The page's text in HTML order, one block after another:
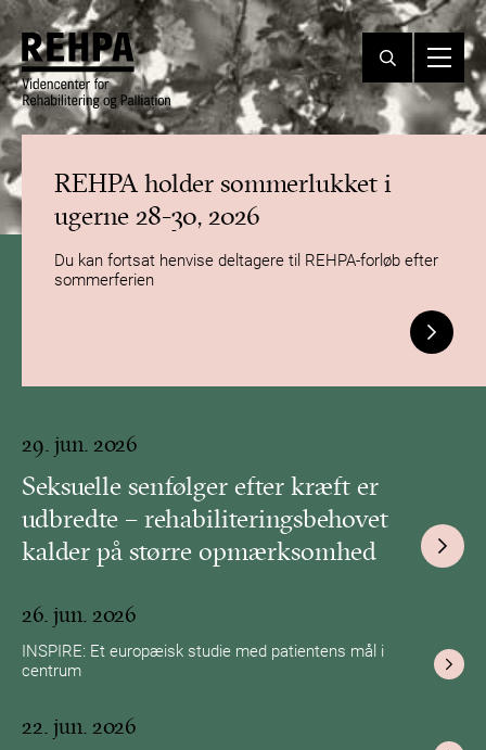
REHPA holder sommerlukket i
ugerne 28-30, 2026
Du kan fortsat henvise deltagere til REHPA-forløb efter
sommerferien
29. jun. 2026
Seksuelle senfølger efter kræft er
udbredte – rehabiliteringsbehovet
kalder på større opmærksomhed
26. jun. 2026
INSPIRE: Et europæisk studie med patientens mål i
centrum
22. jun. 2026